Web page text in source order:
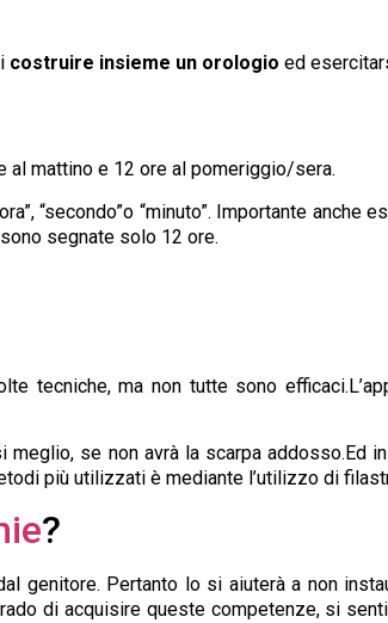
costruire insieme un orologio ed
al mattino e 12 ore al pomeriggio/sera.
“secondo”o “minuto”. Importante anche
segnate solo 12 ore.
tecniche, ma non tutte sono
se non avrà la scarpa addosso.Ed
più utilizzati è mediante l’utilizzo di
?
genitore. Pertanto lo si aiuterà a non
di acquisire queste competenze, si